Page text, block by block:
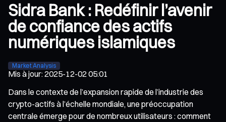
Sidra Bank : Redéfinir l’avenir
de confiance des actifs
numériques islamiques
Market Analysis
Mis à jour:2025-12-02 05:01
Dans le contexte de l’expansion rapide de l’industrie des
crypto-actifs à l’échelle mondiale, une préoccupation
centrale émerge pour de nombreux utilisateurs : comment